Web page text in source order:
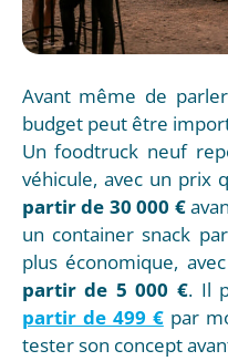
Avant même de parler
budget peut être
Un foodtruck neuf
véhicule, avec un prix
partir de 30 000 €
un container snack
plus économique,
partir de 5 000 €. Il
partir de 499 €par
tester son concept